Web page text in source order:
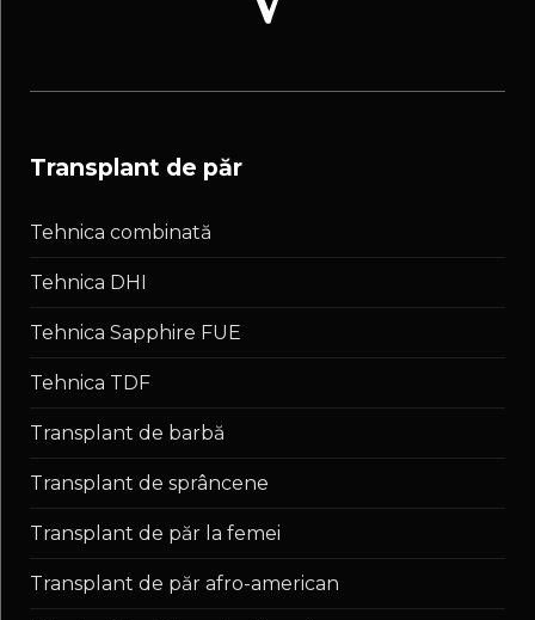
transplant de păr
Tehnica combinată
Tehnica DHI
Tehnica Sapphire FUE
Tehnica TDF
Transplant de barbă
Transplant de sprâncene
Transplant de păr la femei
Transplant de păr afro-american